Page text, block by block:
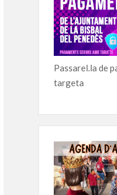
Passarel.la de
targeta